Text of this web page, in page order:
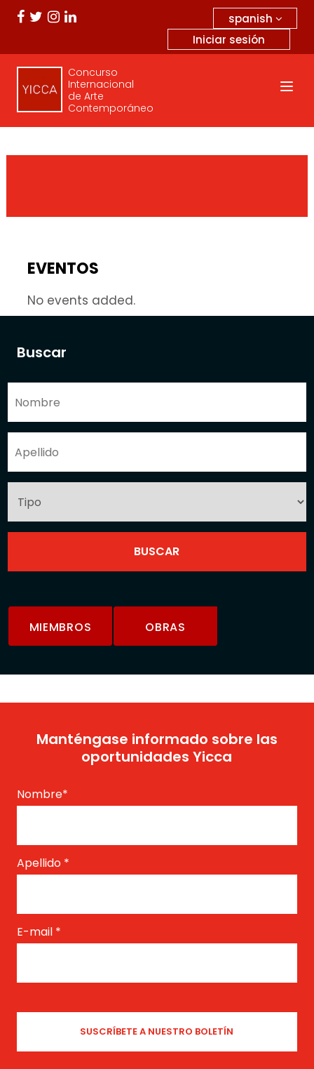
spanish
Iniciar sesión
Concurso
Internacional
de Arte
Contemporáneo
Buscar
MIEMBROS OBRAS
EVENTOS
No events added.
Manténgase informado sobre las
oportunidades Yicca
Nombre*
Apellido *
E-mail *